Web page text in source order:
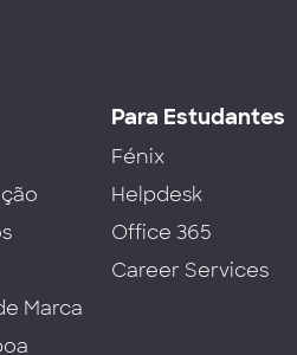
Marca
Para Estudantes
Fénix
Helpdesk
Office 365
Career Services